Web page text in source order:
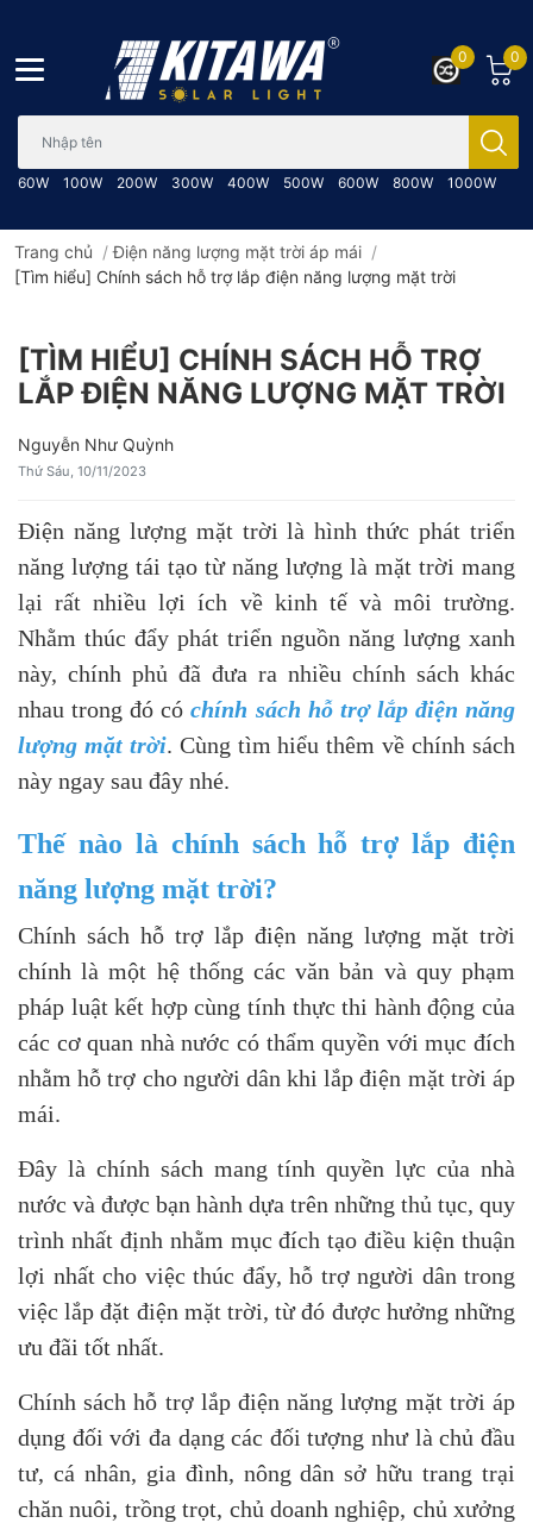
60W 100W 200W 300W 400W 500W 600W 800W 1000W
0
0
Trang chủ /Điện năng lượng mặt trời áp mái /
[Tìm hiểu] Chính sách hỗ trợ lắp điện năng lượng mặt trời
[TÌM HIỂU] CHÍNH SÁCH HỖ TRỢ
LẮP ĐIỆN NĂNG LƯỢNG MẶT TRỜI
Nguyễn Như Quỳnh
Thứ Sáu, 10/11/2023
Điện năng lượng mặt trời là hình thức phát triển
năng lượng tái tạo từ năng lượng là mặt trời mang
lại rất nhiều lợi ích về kinh tế và môi trường.
Nhằm thúc đẩy phát triển nguồn năng lượng xanh
này, chính phủ đã đưa ra nhiều chính sách khác
nhau trong đó cóchính sách hỗ trợ lắp điện năng
lượng mặt trời. Cùng tìm hiểu thêm về chính sách
này ngay sau đây nhé.
Thế nào là chính sách hỗ trợ lắp điện
năng lượng mặt trời?
Chính sách hỗ trợ lắp điện năng lượng mặt trời
chính là một hệ thống các văn bản và quy phạm
pháp luật kết hợp cùng tính thực thi hành động của
các cơ quan nhà nước có thẩm quyền với mục đích
nhằm hỗ trợ cho người dân khi lắp điện mặt trời áp
mái.
Đây là chính sách mang tính quyền lực của nhà
nước và được bạn hành dựa trên những thủ tục, quy
trình nhất định nhằm mục đích tạo điều kiện thuận
lợi nhất cho việc thúc đẩy, hỗ trợ người dân trong
việc lắp đặt điện mặt trời, từ đó được hưởng những
ưu đãi tốt nhất.
Chính sách hỗ trợ lắp điện năng lượng mặt trời áp
dụng đối với đa dạng các đối tượng như là chủ đầu
tư, cá nhân, gia đình, nông dân sở hữu trang trại
chăn nuôi, trồng trọt, chủ doanh nghiệp, chủ xưởng